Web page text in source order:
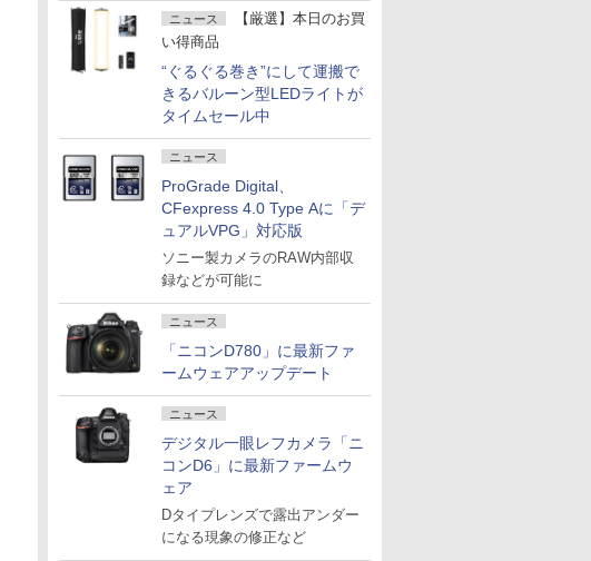
ニュース
【厳選】本日のお買
い得商品
“ぐるぐる巻き”にして運搬で
きるバルーン型LEDライトが
タイムセール中
ニュース
ProGrade Digital、
CFexpress 4.0 Type Aに「デ
ュアルVPG」対応版
ソニー製カメラのRAW内部収
録などが可能に
ニュース
「ニコンD780」に最新ファ
ームウェアアップデート
ニュース
デジタル一眼レフカメラ「ニ
コンD6」に最新ファームウ
ェア
Dタイプレンズで露出アンダー
になる現象の修正など